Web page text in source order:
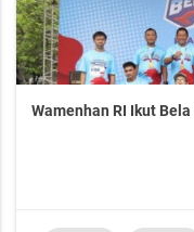
Wamenhan RI Ikut